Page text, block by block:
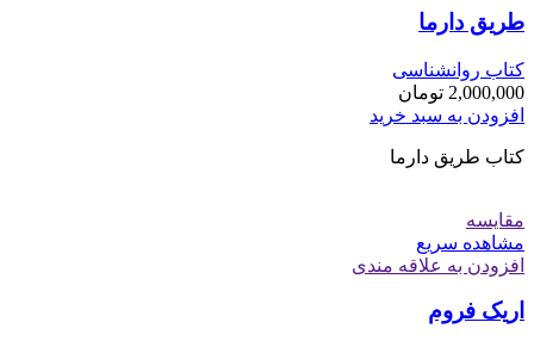
طریق دارما
کتاب روانشناسی
2,000,000 تومان
افزودن به سبد خرید
کتاب طریق دارما
مقایسه
مشاهده سریع
افزودن به علاقه مندی
اریک فروم